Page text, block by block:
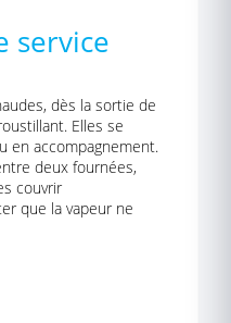
service
dès la sortie de
Elles se
en accompagnement.
deux fournées,
couvrir
que la vapeur ne